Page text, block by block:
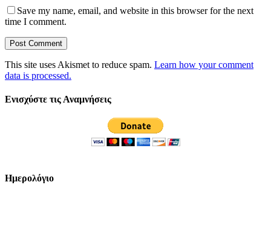
Save my name, email, and website in this browser for the next
time I comment.
This site uses Akismet to reduce spam. Learn how your comment
data is processed.
Ενισχύστε τις Αναμνήσεις
Ημερολόγιο